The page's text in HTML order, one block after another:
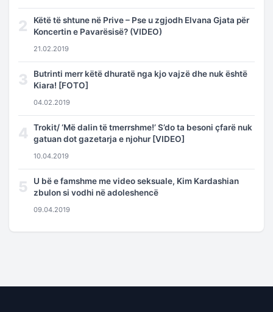
2
Këtë të shtune në Prive – Pse u zgjodh Elvana Gjata për
Koncertin e Pavarësisë? (VIDEO)
21.02.2019
3
Butrinti merr këtë dhuratë nga kjo vajzë dhe nuk është
Kiara! [FOTO]
04.02.2019
4
Trokit/ ‘Më dalin të tmerrshme!’ S’do ta besoni çfarë nuk
gatuan dot gazetarja e njohur [VIDEO]
10.04.2019
5
U bë e famshme me video seksuale, Kim Kardashian
zbulon si vodhi në adoleshencë
09.04.2019